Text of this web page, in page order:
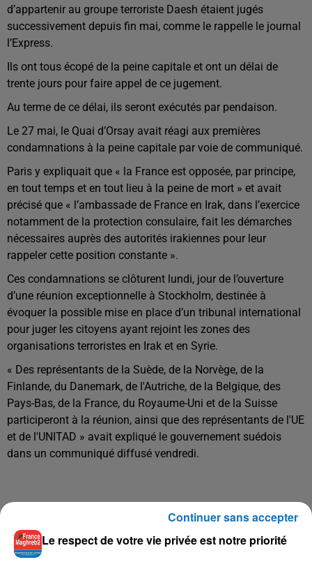
d’appartenir au groupe terroriste Daesh étaient jugés
successivement depuis fin mai, comme le rappelle le journal
l’Express.
Ils ont tous écopé de la peine capitale et ont un délai de
trente jours pour faire appel de ce jugement.
Au terme de ce délai, ils seront exécutés par pendaison.
Le 27 mai, le Quai d’Orsay avait réagi aux premières
condamnations à la peine capitale par voie de communiqué.
Paris y expliquait que « la France est opposée, par principe,
en tout temps et en tout lieu à la peine de mort » et avait
précisé que « l’ambassade de France en Irak, dans l’exercice
notamment de la protection consulaire, fait les démarches
nécessaires auprès des autorités irakiennes pour leur
rappeler cette position constante ».
Ces condamnations se clôturent lundi, jour de l’ouverture
d’une réunion exceptionnelle à Stockholm, destinée à
évoquer la possible mise en place d’un tribunal international
pour juger les citoyens ayant rejoint les zones des
organisations terroristes en Irak et en Syrie.
« Des représentants de la Suède, de la Norvège, de la
Finlande, du Danemark, de l'Autriche, de la Belgique, des
Pays-Bas, de la France, du Royaume-Uni et de la Suisse
participeront à la réunion, ainsi que des représentants de l'UE
et de l'UNITAD » avait expliqué le gouvernement suédois
dans un communiqué diffusé vendredi.
Le respect de votre vie privée est notre priorité
Continuer sans accepter